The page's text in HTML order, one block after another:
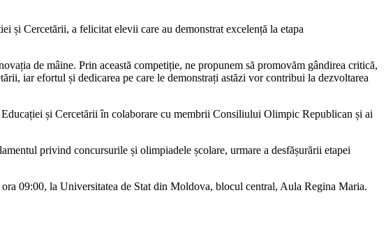
și Cercetării, a felicitat elevii care au demonstrat excelență la etapa
de mâine. Prin această competiție, ne propunem să promovăm gândirea critică,
iar efortul și dedicarea pe care le demonstrați astăzi vor contribui la dezvoltarea
și Cercetării în colaborare cu membrii Consiliului Olimpic Republican și ai
privind concursurile și olimpiadele școlare, urmare a desfășurării etapei
09:00, la Universitatea de Stat din Moldova, blocul central, Aula Regina Maria.